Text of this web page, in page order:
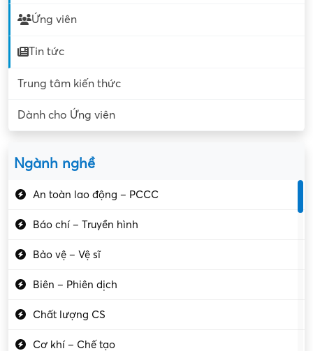
Ứng viên
Tin tức
Trung tâm kiến thức
Dành cho Ứng viên
Ngành nghề
An toàn lao động – PCCC
Báo chí – Truyền hình
Bảo vệ – Vệ sĩ
Biên – Phiên dịch
Chất lượng CS
Cơ khí – Chế tạo